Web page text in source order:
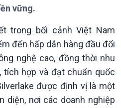
Thời sự 6h
Thời sự 18h
Thời sự 21h30
Bản tin
Chuyên mục
Theo dòng Thời sự
vững.
trong bối cảnh Việt Nam
đến hấp dẫn hàng đầu đối
nghệ cao, đồng thời nhu
tích hợp và đạt chuẩn quốc
được định vị là một
diện, nơi các doanh nghiệp